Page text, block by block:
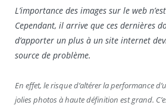
L’importance des images sur le web
Cependant, il arrive que ces dernières
d’apporter un plus à un site internet
source de problème.
En effet, le risque d’altérer la performance
jolies photos à haute définition est grand.